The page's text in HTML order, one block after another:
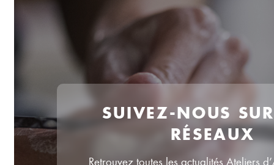
SUIVEZ-NOUS
RÉSEAUX
Retrouvez toutes les actualités Ateliers